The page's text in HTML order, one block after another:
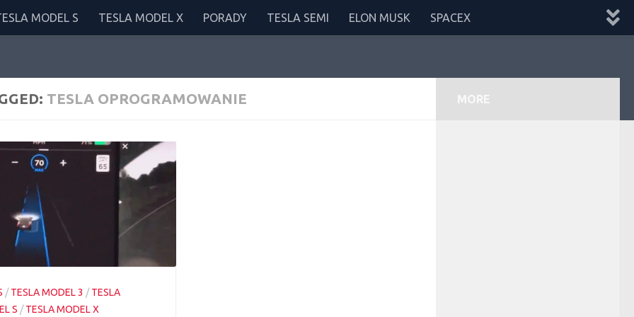
MODEL S TESLA MODEL X PORADY TESLA SEMI ELON MUSK SPACEX
TESLA OPROGRAMOWANIE
/TESLA MODEL 3 /TESLA
S /TESLA MODEL X
MORE